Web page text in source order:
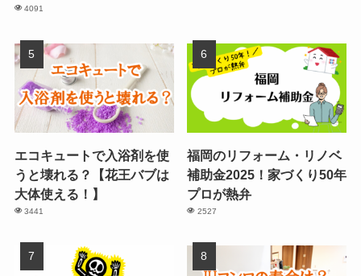
4091
エコキュートで入浴剤を使
うと壊れる？【花王バブは
大体使える！】
3441
福岡のリフォーム・リノベ
補助金2025！家づくり50年
プロが熱弁
2527